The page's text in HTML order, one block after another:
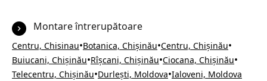
Montare întrerupătoare
Centru, Chisinau•Botanica, Chișinău•Centru, Chișinău•
Buiucani, Chișinău•Rîșcani, Chișinău•Ciocana, Chișinău•
Telecentru, Chișinău•Durlești, Moldova•Ialoveni, Moldova